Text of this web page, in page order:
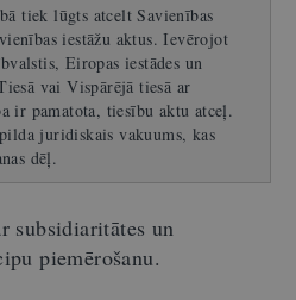
tiek lūgts atcelt Savienības
iestāžu aktus. Ievērojot
Eiropas iestādes un
vai Vispārējā tiesā ar
ir pamatota, tiesību aktu atceļ.
juridiskais vakuums, kas
dēļ.
subsidiaritātes un
piemērošanu.